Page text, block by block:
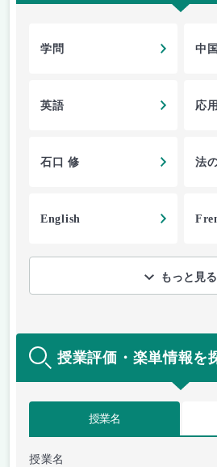
学問 中
英語 応
石口 修 法
English
もっと見る
授業評価・楽単情報を
授業名
授業名